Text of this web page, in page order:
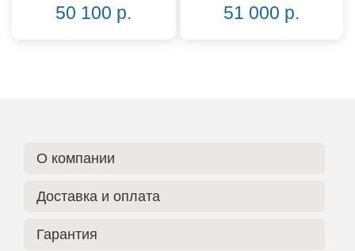
50 100 р. 51 000 р.
О компании
Доставка и оплата
Гарантия